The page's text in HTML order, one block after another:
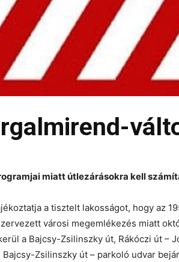
miatt útlezárásokra kell
a tisztelt lakosságot, hogy az
városi megemlékezés miatt
a Bajcsy-Zsilinszky út, Rákóczi út –
Zsilinszky út – parkoló udvar